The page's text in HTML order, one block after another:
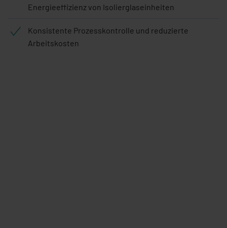
Energieeffizienz von Isolierglaseinheiten
Konsistente Prozesskontrolle und reduzierte
Arbeitskosten